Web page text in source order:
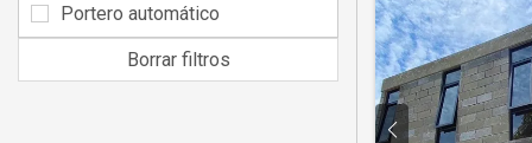
Portero automático
Borrar filtros